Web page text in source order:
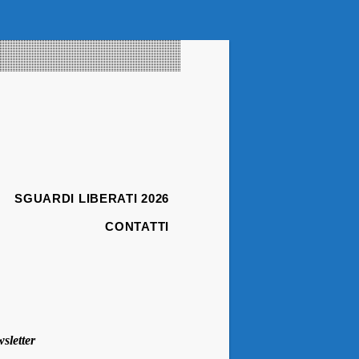
SGUARDI LIBERATI 2026
CONTATTI